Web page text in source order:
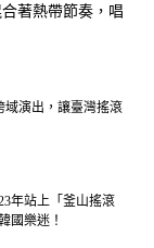
著熱帶節奏，唱
演出，讓臺灣搖滾
年站上「釜山搖滾
國樂迷！